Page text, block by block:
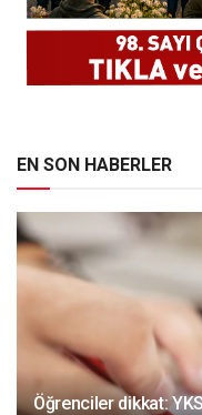
EN SON HABERLER
Öğrenciler dikkat: